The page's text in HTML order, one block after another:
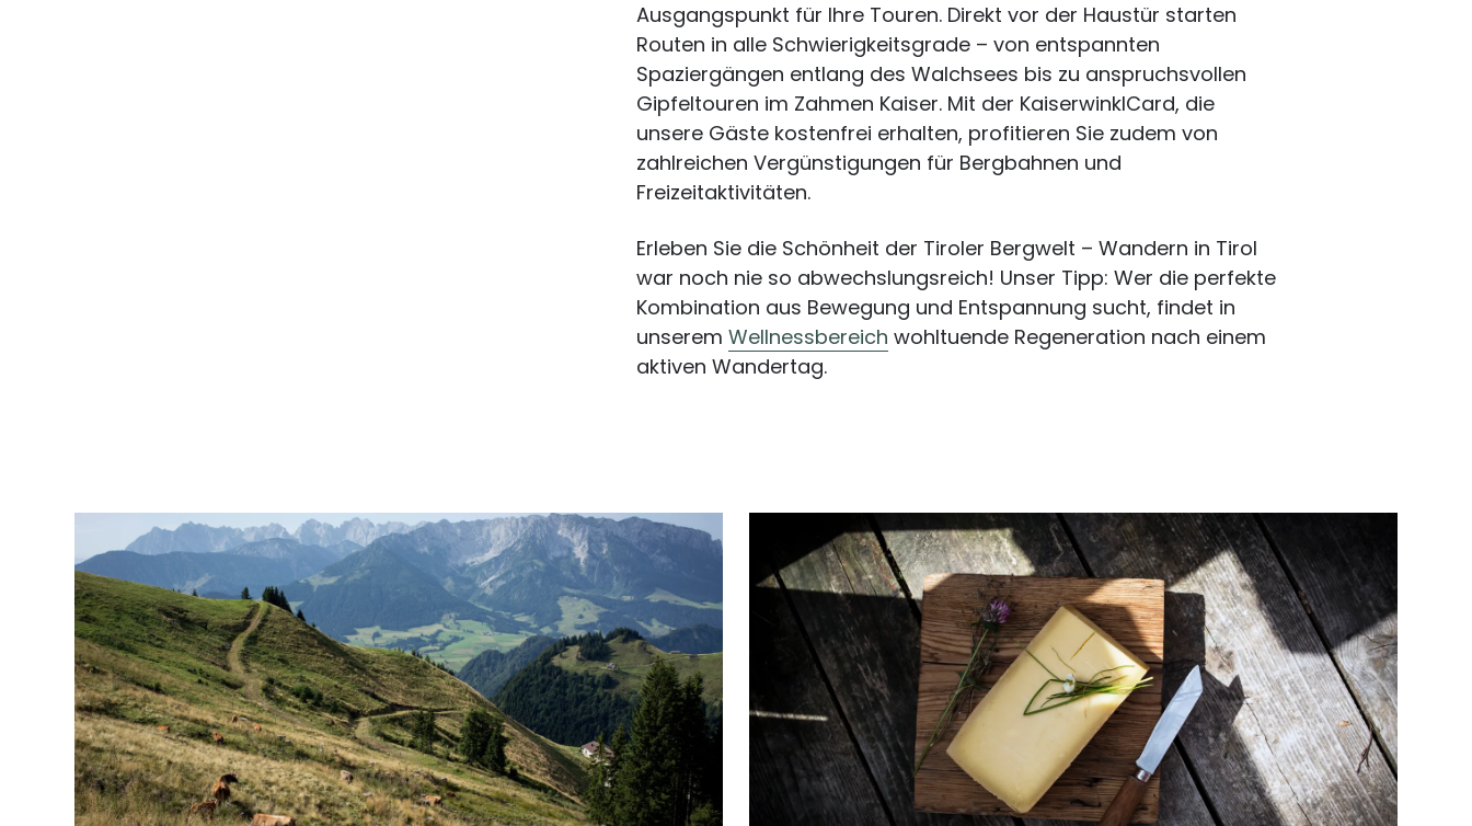
Ausgangspunkt für Ihre Touren. Direkt vor der Haustür starten
Routen in alle Schwierigkeitsgrade – von entspannten
Spaziergängen entlang des Walchsees bis zu anspruchsvollen
Gipfeltouren im Zahmen Kaiser. Mit der KaiserwinklCard, die
unsere Gäste kostenfrei erhalten, profitieren Sie zudem von
zahlreichen Vergünstigungen für Bergbahnen und
Freizeitaktivitäten.
Erleben Sie die Schönheit der Tiroler Bergwelt – Wandern in Tirol
war noch nie so abwechslungsreich! Unser Tipp: Wer die perfekte
Kombination aus Bewegung und Entspannung sucht, findet in
unseremWellnessbereich wohltuende Regeneration nach einem
aktiven Wandertag.